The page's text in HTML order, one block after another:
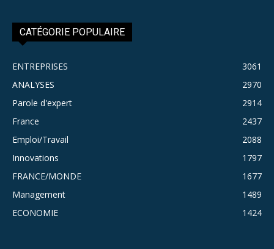
CATÉGORIE POPULAIRE
ENTREPRISES
3061
ANALYSES
2970
Parole d'expert
2914
France
2437
Emploi/Travail
2088
Innovations
1797
FRANCE/MONDE
1677
Management
1489
ECONOMIE
1424